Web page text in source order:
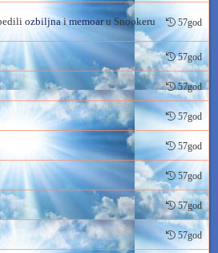
ozbiljnaimemoaru Snookeru 57god
57god
57god
57god
57god
57god
57god
57god